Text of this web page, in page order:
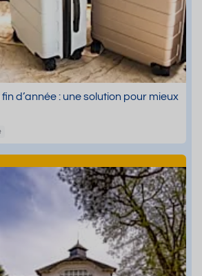
d’année : une solution pour mieux